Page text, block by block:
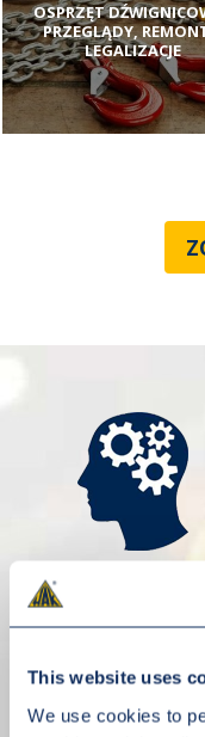
This website uses
We use cookies to
OSPRZĘT
PRZEGLĄDY,
LEGALIZACJE
Dźwignice to grupa